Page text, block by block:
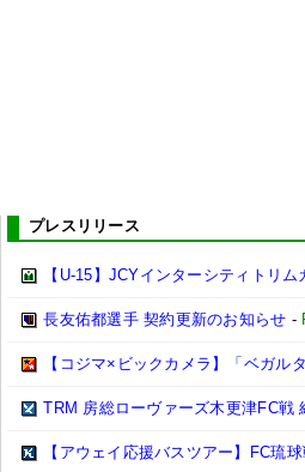
プレスリリース
【U-15】JCYインターシティトリ
長友佑都選手 契約更新のお知らせ -
【コジマ×ビックカメラ】「ベガル
TRM 房総ローヴァーズ木更津FC戦
【アウェイ応援バスツアー】FC琉